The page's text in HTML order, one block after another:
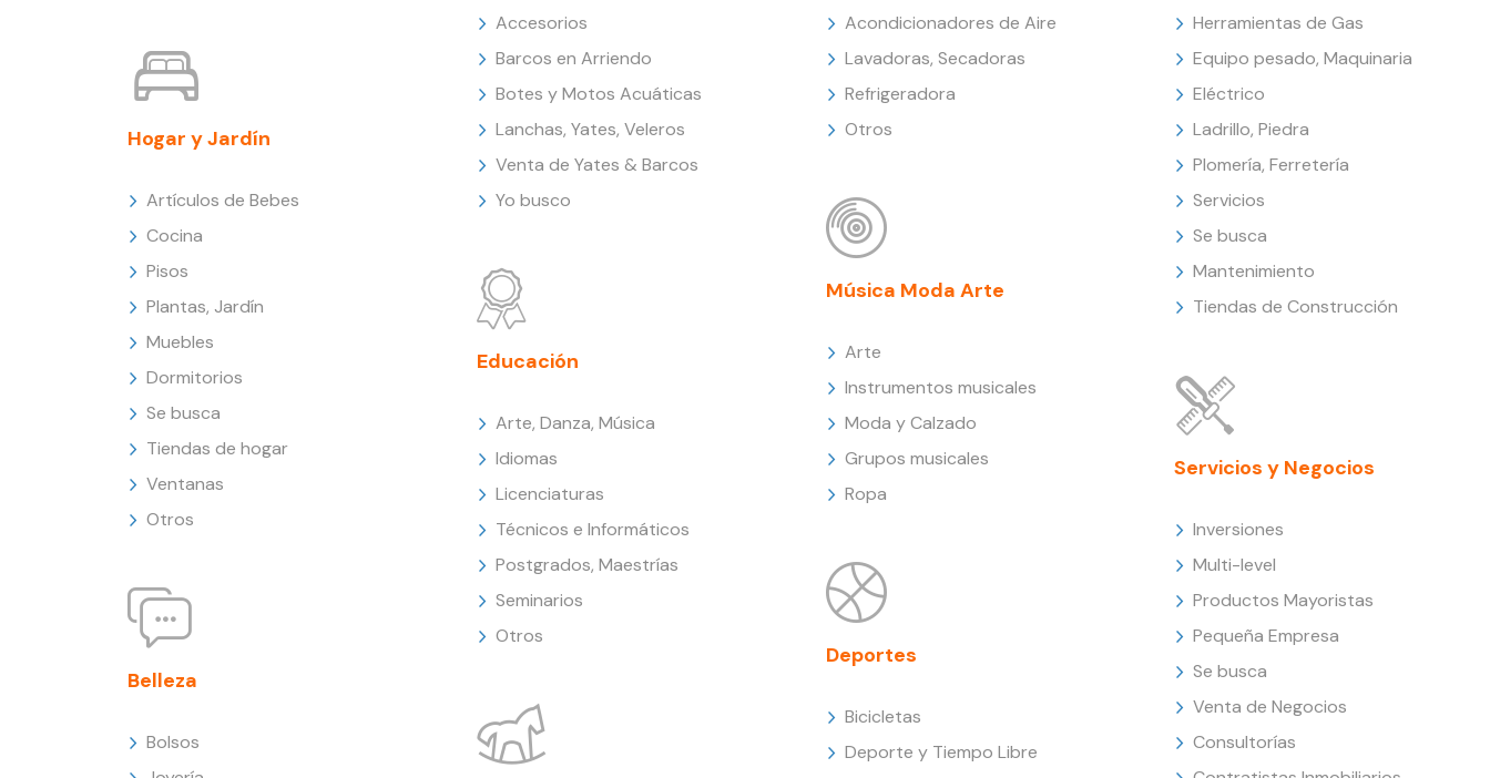
Hogar y Jardín
Artículos de Bebes
Cocina
Pisos
Plantas, Jardín
Muebles
Dormitorios
Se busca
Tiendas de hogar
Ventanas
Otros
Belleza
Bolsos
Accesorios
Barcos en Arriendo
Botes y Motos Acuáticas
Lanchas, Yates, Veleros
Venta de Yates & Barcos
Yo busco
Educación
Arte, Danza, Música
Idiomas
Licenciaturas
Técnicos e Informáticos
Postgrados, Maestrías
Seminarios
Otros
Acondicionadores de Aire
Lavadoras, Secadoras
Refrigeradora
Otros
Música Moda Arte
Arte
Instrumentos musicales
Moda y Calzado
Grupos musicales
Ropa
Deportes
Bicicletas
Deporte y Tiempo Libre
Herramientas de Gas
Equipo pesado, Maquinaria
Eléctrico
Ladrillo, Piedra
Plomería, Ferretería
Servicios
Se busca
Mantenimiento
Tiendas de Construcción
Servicios y Negocios
Inversiones
Multi-level
Productos Mayoristas
Pequeña Empresa
Se busca
Venta de Negocios
Consultorías